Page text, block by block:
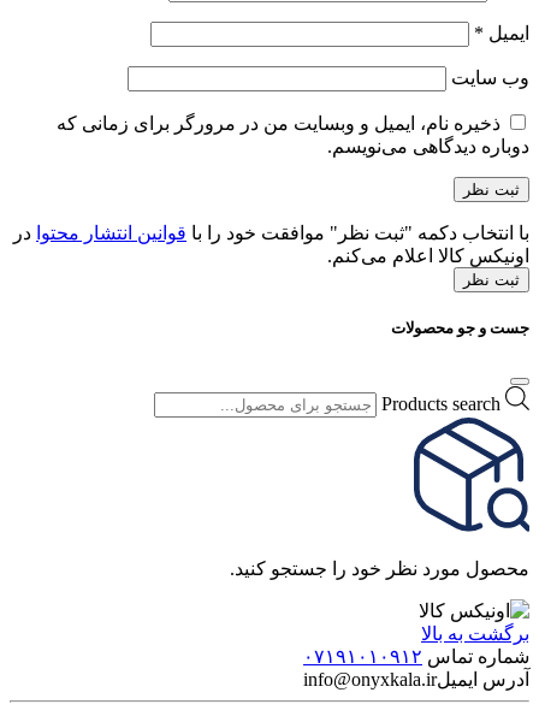
ایمیل *
وب‌ سایت
ذخیره نام، ایمیل و وبسایت من در مرورگر برای زمانی که
دوباره دیدگاهی می‌نویسم.
با انتخاب دکمه "ثبت نظر" موافقت خود را با قوانین انتشار محتوا در
اونیکس کالا اعلام می‌کنم.
ثبت نظر
جست و جو محصولات
Products search
محصول مورد نظر خود را جستجو کنید.
برگشت به بالا
شماره تماس ۰۷۱۹۱۰۱۰۹۱۲
آدرس ایمیلinfo@onyxkala.ir